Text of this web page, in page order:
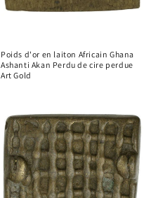
Poids d'or en laiton Africain Ghana
Ashanti Akan Perdu de cire perdue
Art Gold